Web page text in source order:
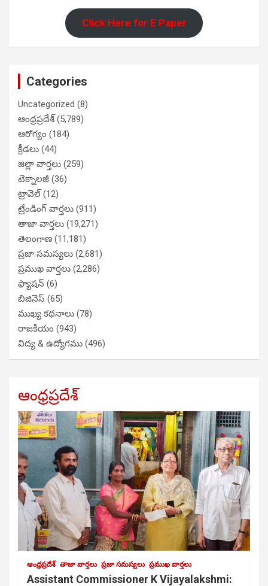
Click Here for E Paper
Categories
Uncategorized (8)
ఆంధ్రప్రదేశ్(5,789)
ఆరోగ్యం (184)
క్రీడలు (44)
జిల్లా వార్తలు (259)
టెక్నాలజీ (36)
ట్రావెల్(12)
ట్రేండింగ్ వార్తలు (911)
తాజా వార్తలు (19,271)
తెలంగాణ (11,181)
ప్రజా సమస్యలు (2,681)
ప్రముఖ వార్తలు (2,286)
ఫ్యాషన్ (6)
బిజినెస్ (65)
ముఖ్య కథనాలు (78)
రాజకీయం (943)
విద్య & ఉద్యోగము (496)
ఆంధ్రప్రదేశ్
ఆంధ్రప్రదేశ్ తాజా వార్తలు ప్రజా సమస్యలు ప్రముఖ వార్తలు
Assistant Commissioner K Vijayalakshmi: